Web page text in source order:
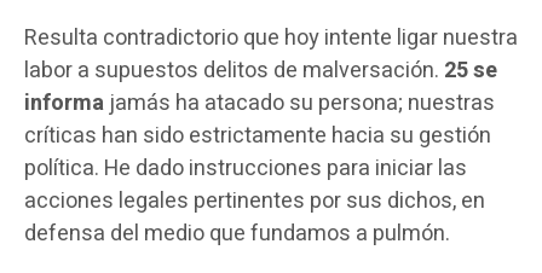
Resulta contradictorio que hoy intente ligar nuestra
labor a supuestos delitos de malversación. 25 se
informajamás ha atacado su persona; nuestras
críticas han sido estrictamente hacia su gestión
política. He dado instrucciones para iniciar las
acciones legales pertinentes por sus dichos, en
defensa del medio que fundamos a pulmón.